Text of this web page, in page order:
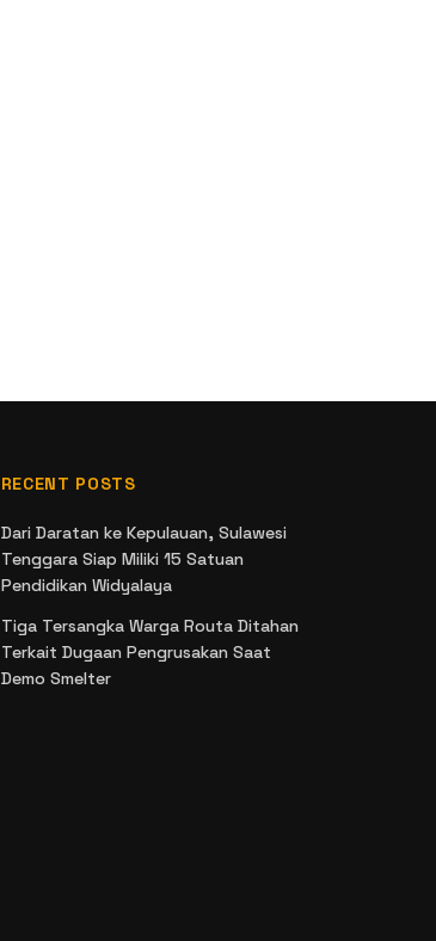
RECENT POSTS
Dari Daratan ke Kepulauan, Sulawesi
Tenggara Siap Miliki 15 Satuan
Pendidikan Widyalaya
Tiga Tersangka Warga Routa Ditahan
Terkait Dugaan Pengrusakan Saat
Demo Smelter